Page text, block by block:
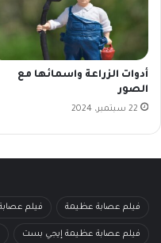
أدوات الزراعة واسمائها مع
الصور
22 سبتمبر، 2024
فيلم عصابة عظيمة فيلم
فيلم عصابة عظيمة إيجي بست